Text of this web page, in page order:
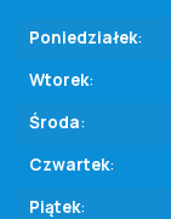
Poniedziałek:
Wtorek:
Środa:
Czwartek:
Piątek: